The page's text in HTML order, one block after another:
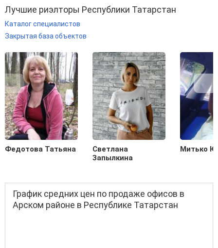
Лучшие риэлторы Республики Татарстан
Каталог специалистов
Закрытая база объектов
Федотова Татьяна
Светлана
Запылкина
Митько
График средних цен по продаже офисов в
Арском районе в Республике Татарстан